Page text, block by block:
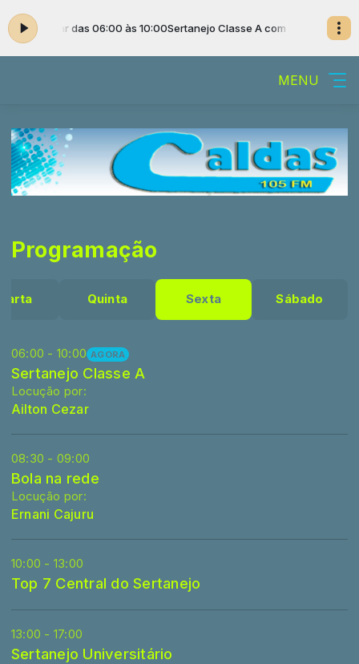
Ailton Cezar das 06:00 às 10:00Sertanejo Classe A com Ailton Cezar
MENU
Programação
Quinta Sexta Sábado
06:00 - 10:00 AGORA
Sertanejo Classe A
Locução por:
Ailton Cezar
08:30 - 09:00
Bola na rede
Locução por:
Ernani Cajuru
10:00 - 13:00
Top 7 Central do Sertanejo
13:00 - 17:00
Sertanejo Universitário